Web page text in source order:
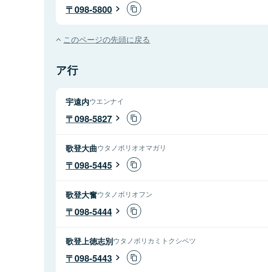
098-5800
このページの先頭に戻る
ア行
宇遠内ウエンナイ
098-5827
歌登大曲ウタノボリオオマガリ
098-5445
歌登大奮ウタノボリオフン
098-5444
歌登上徳志別ウタノボリカミトクシベツ
098-5443